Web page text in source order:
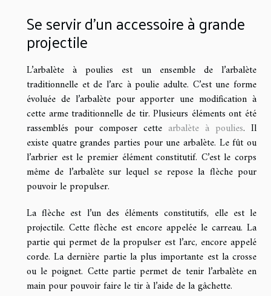
Se servir d’un accessoire à grande
projectile
L’arbalète à poulies est un ensemble de l’arbalète
traditionnelle et de l’arc à poulie adulte. C’est une forme
évoluée de l’arbalète pour apporter une modification à
cette arme traditionnelle de tir. Plusieurs éléments ont été
rassemblés pour composer cette arbalète à poulies. Il
existe quatre grandes parties pour une arbalète. Le fût ou
l’arbrier est le premier élément constitutif. C’est le corps
même de l’arbalète sur lequel se repose la flèche pour
pouvoir le propulser.
La flèche est l’un des éléments constitutifs, elle est le
projectile. Cette flèche est encore appelée le carreau. La
partie qui permet de la propulser est l’arc, encore appelé
corde. La dernière partie la plus importante est la crosse
ou le poignet. Cette partie permet de tenir l’arbalète en
main pour pouvoir faire le tir à l’aide de la gâchette.